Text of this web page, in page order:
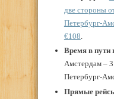
две стороны
Петербург-
€108
Время в пути
Амстердам –
Петербург-
Прямые